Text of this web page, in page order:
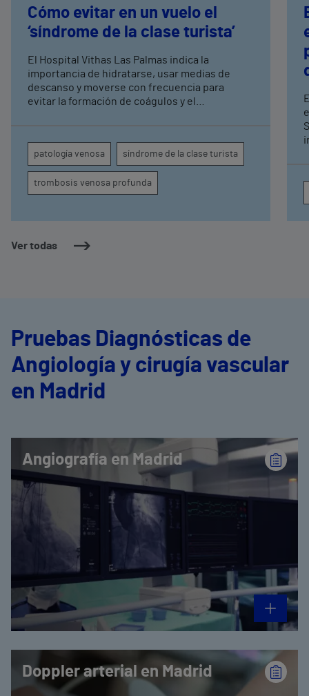
Ver todas
Cómo evitar en un vuelo el
‘síndrome de la clase turista’
El Hospital Vithas Las Palmas indica la
importancia de hidratarse, usar medias de
descanso y moverse con frecuencia para
evitar la formación de coágulos y el
patología venosa síndrome de la clase turista
trombosis venosa profunda
Pruebas Diagnósticas de
Angiología y cirugía vascular
en Madrid
Angiografía en Madrid
Doppler arterial en Madrid